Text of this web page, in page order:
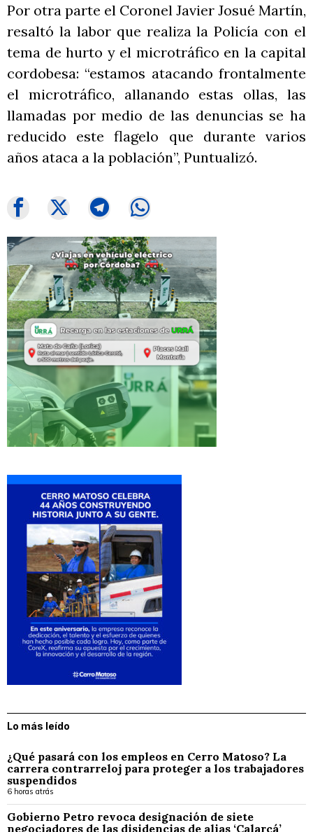
Por otra parte el Coronel Javier Josué Martín,
resaltó la labor que realiza la Policía con el
tema de hurto y el microtráfico en la capital
cordobesa: “estamos atacando frontalmente
el microtráfico, allanando estas ollas, las
llamadas por medio de las denuncias se ha
reducido este flagelo que durante varios
años ataca a la población”, Puntualizó.
Lo más leído
¿Qué pasará con los empleos en Cerro Matoso? La
carrera contrarreloj para proteger a los trabajadores
suspendidos
6 horas atrás
Gobierno Petro revoca designación de siete
negociadores de las disidencias de alias ‘Calarcá’